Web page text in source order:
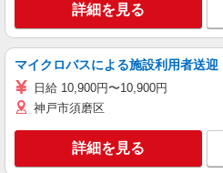
詳細を見る
マイクロバスによる施設利用者送迎
日給 10,900円〜10,900円
神戸市須磨区
詳細を見る